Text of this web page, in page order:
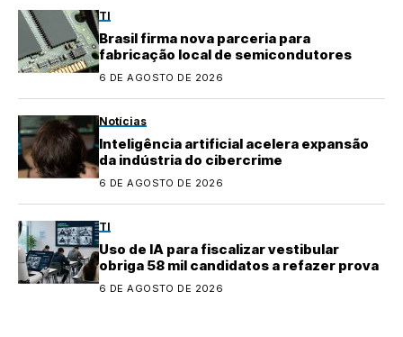
TI
Brasil firma nova parceria para
fabricação local de semicondutores
6 DE AGOSTO DE 2026
Notícias
Inteligência artificial acelera expansão
da indústria do cibercrime
6 DE AGOSTO DE 2026
TI
Uso de IA para fiscalizar vestibular
obriga 58 mil candidatos a refazer prova
6 DE AGOSTO DE 2026